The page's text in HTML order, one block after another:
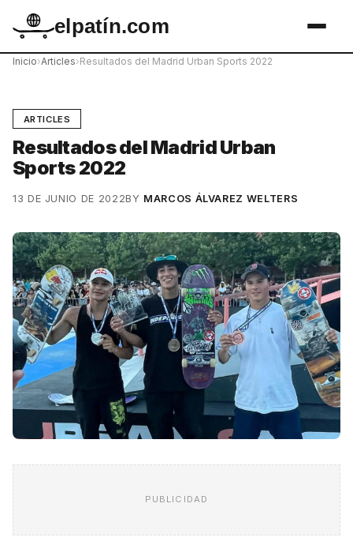
elpatín.com
Inicio›Articles›Resultados del Madrid Urban Sports 2022
ARTICLES
Resultados del Madrid Urban
Sports 2022
13 DE JUNIO DE 2022BY MARCOS ÁLVAREZ WELTERS
PUBLICIDAD